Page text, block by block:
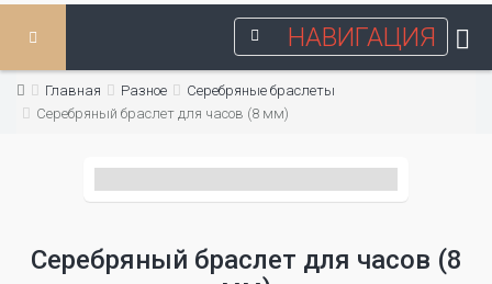
НАВИГАЦИЯ
Главная Разное
Серебряные браслеты
Серебряный браслет для часов (8 мм)
Серебряный браслет для часов (8